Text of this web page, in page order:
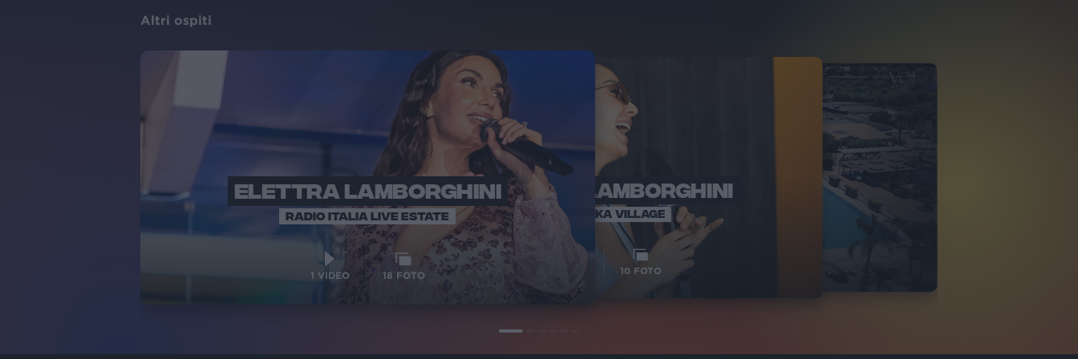
Altri ospiti
ELETTRA LAMBORGHINI
RADIO ITALIA LIVE ESTATE
1 VIDEO 18 FOTO
ELETTRA LAMBORGHINI
VOI TANKA VILLAGE
10 FOTO
RADIO ITALIA
VOI TANKA VILLAGE